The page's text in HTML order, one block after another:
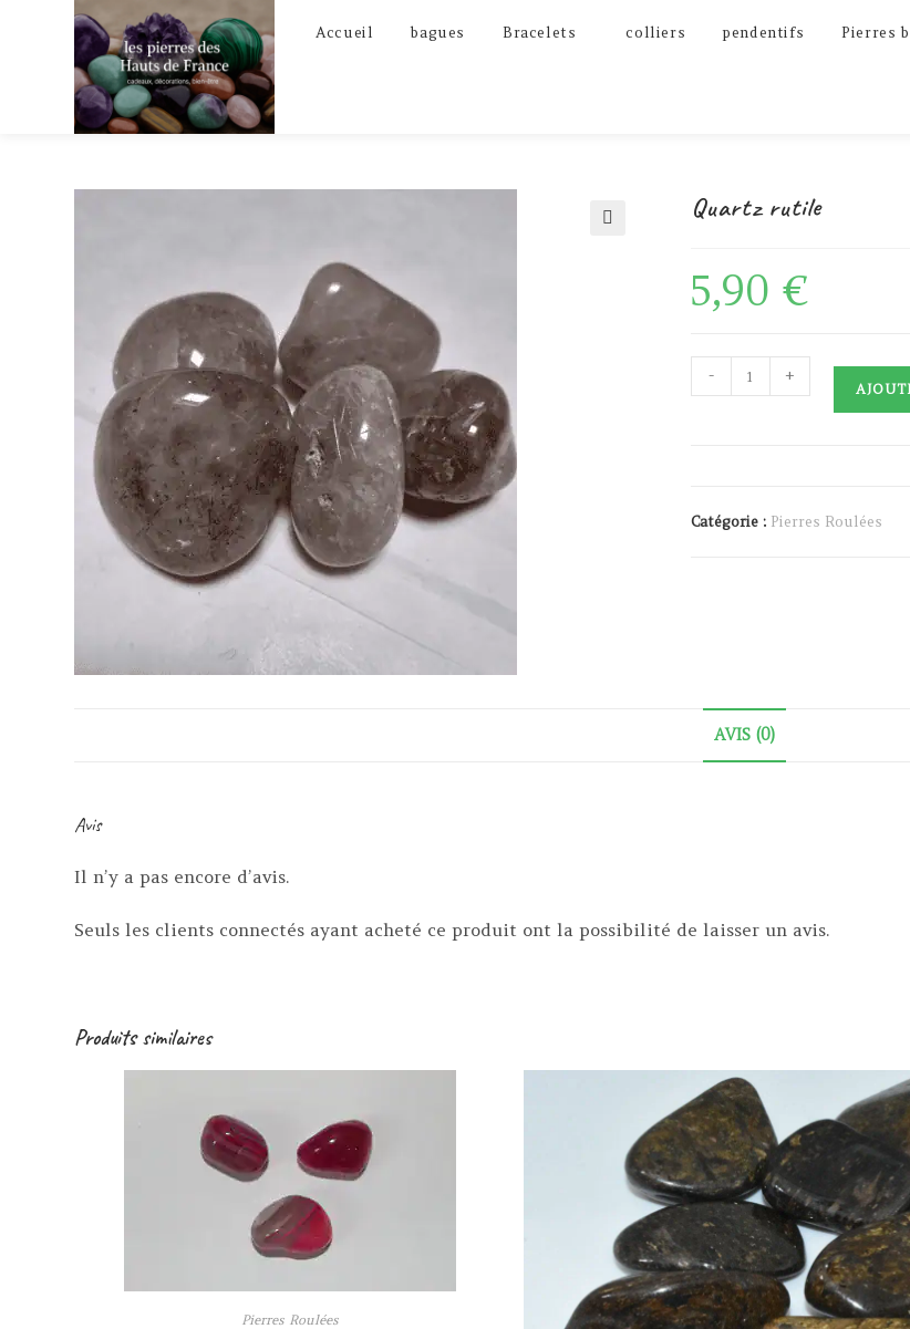
Accueil bagues Bracelets colliers pendentifs Pierres
Quartz rutile
5,90€
quantité
de
- +
Catégorie : Pierres Roulées
AVIS (0)
Avis
Il n’y a pas encore d’avis.
Seuls les clients connectés ayant acheté ce produit ont la possibilité de laisser un avis.
Produits similaires
Pierres Roulées